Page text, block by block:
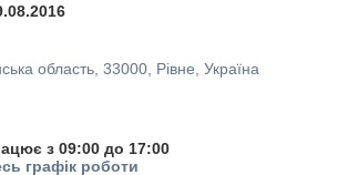
область, 33000, Рівне, Україна
з 09:00 до 17:00
графік роботи